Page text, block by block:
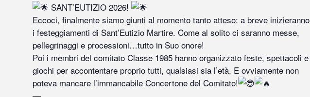
SANT’EUTIZIO 2026!
Eccoci, finalmente siamo giunti al momento tanto atteso: a breve inizieranno
i festeggiamenti di Sant’Eutizio Martire. Come al solito ci saranno messe,
pellegrinaggi e processioni…tutto in Suo onore!
Poi i membri del comitato Classe 1985 hanno organizzato feste, spettacoli e
giochi per accontentare proprio tutti, qualsiasi sia l’età. E ovviamente non
poteva mancare l’immancabile Concertone del Comitato!